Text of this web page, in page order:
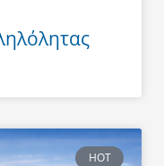
HOT